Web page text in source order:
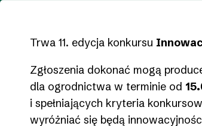
Trwa 11. edycja konkursu
Zgłoszenia dokonać mogą
dla ogrodnictwa w terminie od
i spełniających kryteria
wyróżniać się będą